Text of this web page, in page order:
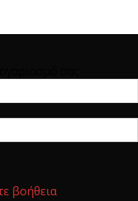
βοήθεια